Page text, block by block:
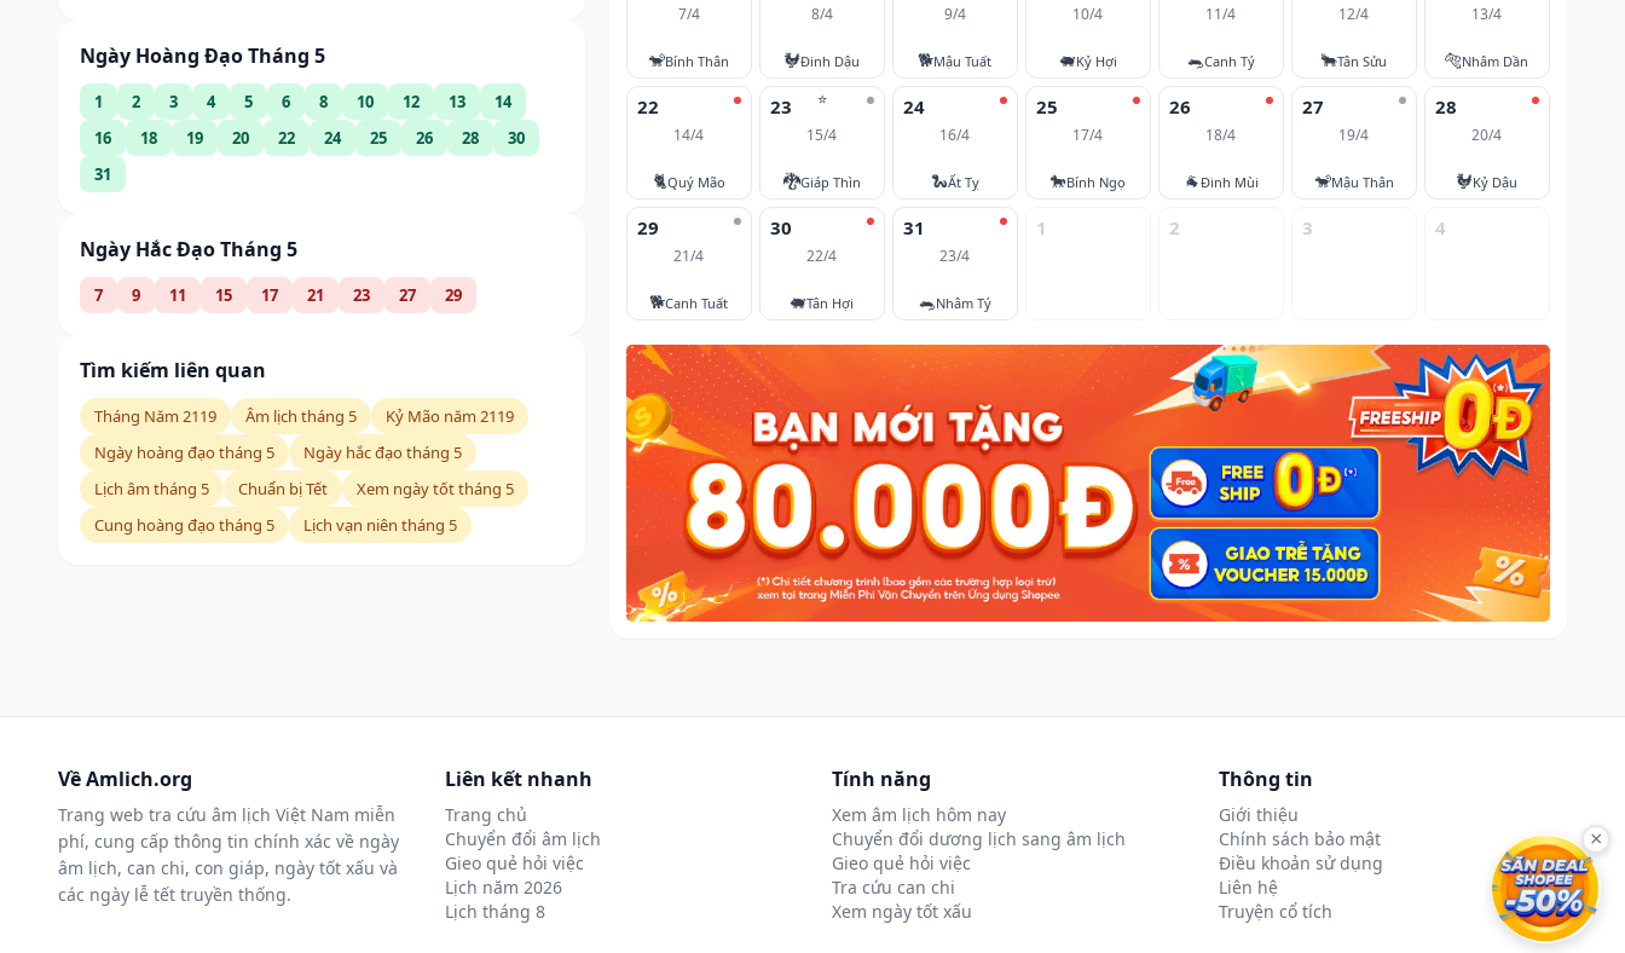
Ngày Hoàng Đạo Tháng 5
1 2 3 4 5 6 8 10 12 13
14
16
18 19 20 22 24 25 26 28
30
31
Ngày Hắc Đạo Tháng 5
7 9 11 15 17 21 23 27 29
Tìm kiếm liên quan
Tháng Năm 2119 Âm lịch tháng 5
Kỷ Mão năm 2119
Ngày hoàng đạo tháng 5
Ngày hắc đạo tháng 5
Lịch âm tháng 5
Chuẩn bị Tết
Xem ngày tốt tháng 5
Cung hoàng đạo tháng 5
Lịch vạn niên tháng 5
7/4
🐒Bính Thân
8/4
🐓Đinh Dậu
9/4
🐕Mậu Tuất
10/4
🐖Kỷ Hợi
11/4
🐀Canh Tý
12/4
🐂Tân Sửu
13/4
🐅Nhâm Dần
22
14/4
🐈Quý Mão
⭐
23
15/4
🐉Giáp Thìn
24
16/4
🐍Ất Tỵ
25
17/4
🐎Bính Ngọ
26
18/4
🐐Đinh Mùi
27
19/4
🐒Mậu Thân
28
20/4
🐓Kỷ Dậu
29
21/4
🐕Canh Tuất
30
22/4
🐖Tân Hợi
31
23/4
🐀Nhâm Tý
1 2 3 4
Về Amlich.org
Trang web tra cứu âm lịch Việt Nam miễn
phí, cung cấp thông tin chính xác về ngày
âm lịch, can chi, con giáp, ngày tốt xấu và
các ngày lễ tết truyền thống.
Liên kết nhanh
Trang chủ
Chuyển đổi âm lịch
Gieo quẻ hỏi việc
Lịch năm 2026
Lịch tháng 8
Tính năng
Xem âm lịch hôm nay
Chuyển đổi dương lịch sang âm lịch
Gieo quẻ hỏi việc
Tra cứu can chi
Xem ngày tốt xấu
Thông tin
Giới thiệu
Chính sách bảo mật
Điều khoản sử dụng
Liên hệ
Truyện cổ tích
×